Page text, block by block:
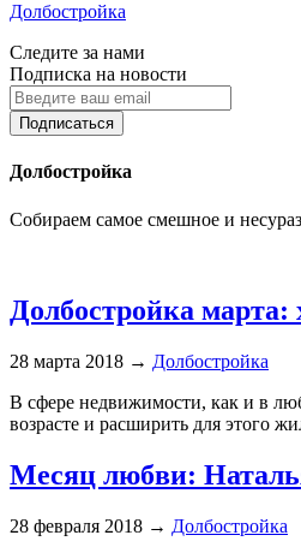
Долбостройка
Следите за нами
Подписка на новости
Долбостройка
Собираем самое смешное и
Долбостройка марта:
28 марта 2018 → Долбостройка
В сфере недвижимости, как и в
возрасте и расширить для этого
Месяц любви:
28 февраля 2018 → Долбостройка